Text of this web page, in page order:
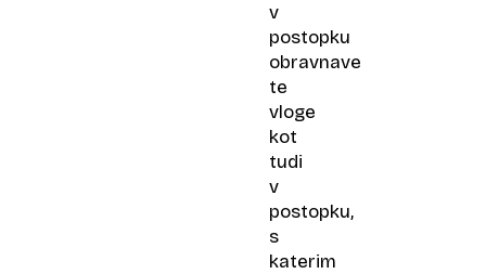
v
postopku
obravnave
te
vloge
kot
tudi
v
postopku,
s
katerim